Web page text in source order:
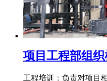
项目工程部组
工程培训：负责对项目